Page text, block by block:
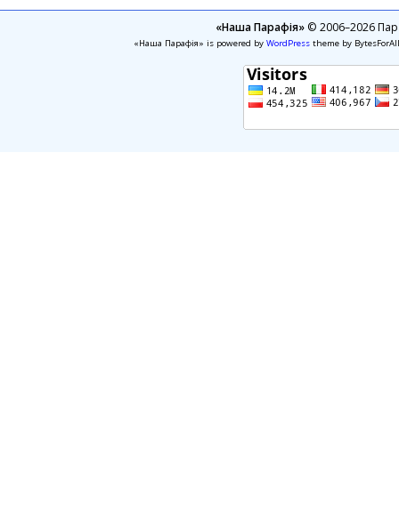
«Наша Парафія»© 2006–2026
«Наша Парафія» is powered by WordPresstheme by